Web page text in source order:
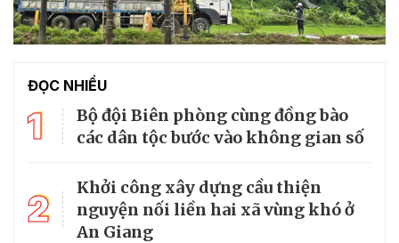
ĐỌC NHIỀU
1
Bộ đội Biên phòng cùng đồng bào
các dân tộc bước vào không gian số
2
Khởi công xây dựng cầu thiện
nguyện nối liền hai xã vùng khó ở
An Giang